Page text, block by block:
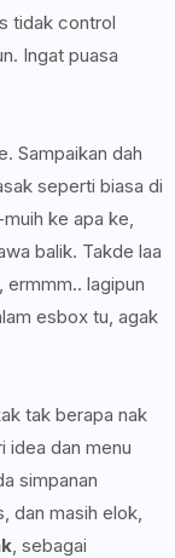
tidak control
Ingat puasa
Sampaikan dah
seperti biasa di
ke apa ke,
balik. Takde laa
ermmm.. lagipun
esbox tu, agak
tak berapa nak
idea dan menu
simpanan
dan masih elok,
, sebagai